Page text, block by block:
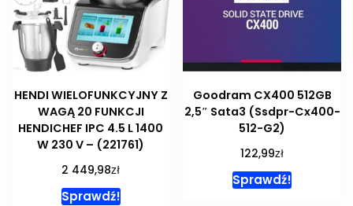
HENDI WIELOFUNKCYJNY Z
WAGĄ 20 FUNKCJI
HENDICHEF IPC 4.5 L 1400
W 230 V – (221761)
2 449,98zł
Sprawdź!
Goodram CX400 512GB
2,5″ Sata3 (Ssdpr-Cx400-
512-G2)
122,99zł
Sprawdź!